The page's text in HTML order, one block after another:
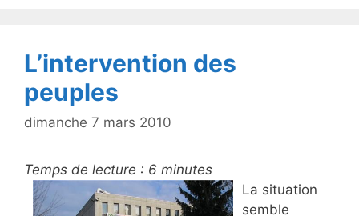
L’intervention des
peuples
dimanche 7 mars 2010
Temps de lecture : 6 minutes
La situation
semble